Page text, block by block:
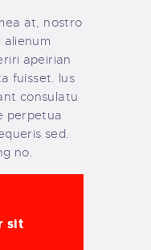
at, nostro
apeirian
fuisset. Ius
consulatu
perpetua
sed.
no.
sit